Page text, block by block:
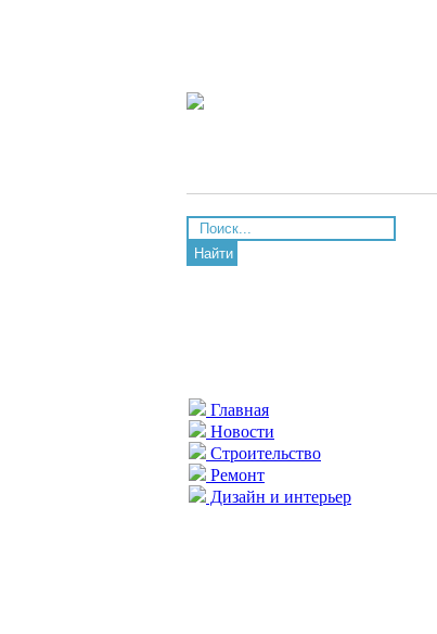
Найти
Главная
Новости
Строительство
Ремонт
Дизайн и интерьер